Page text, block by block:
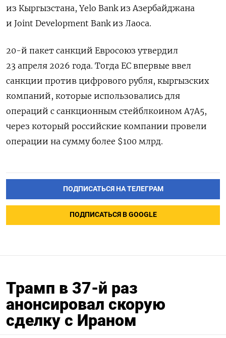
из Кыргызстана, Yelo Bank из Азербайджана
и Joint Development Bank из Лаоса.
20-й пакет санкций Евросоюз утвердил
23 апреля 2026 года. Тогда ЕС впервые ввел
санкции против цифрового рубля, кыргызских
компаний, которые использовались для
операций с санкционным стейблкоином A7A5,
через который российские компании провели
операции на сумму более $100 млрд.
ПОДПИСАТЬСЯ НА ТЕЛЕГРАМ
ПОДПИСАТЬСЯ В GOOGLE
Трамп в 37-й раз
анонсировал скорую
сделку с Ираном